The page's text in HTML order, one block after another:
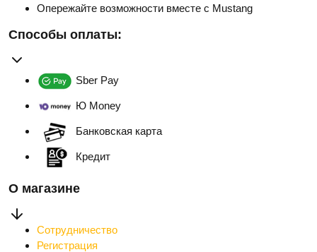
Опережайте возможности вместе с Mustang
Способы оплаты:
Sber Pay
Ю Money
Банковская карта
Кредит
О магазине
Сотрудничество
Регистрация